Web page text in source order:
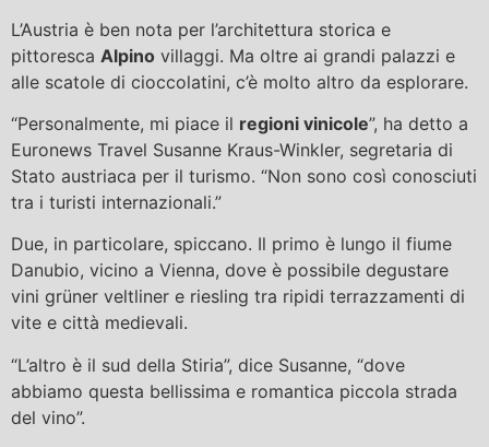
L’Austria è ben nota per l’architettura storica e
pittoresca Alpino villaggi. Ma oltre ai grandi palazzi e
alle scatole di cioccolatini, c’è molto altro da esplorare.
“Personalmente, mi piace il regioni vinicole”, ha detto a
Euronews Travel Susanne Kraus-Winkler, segretaria di
Stato austriaca per il turismo. “Non sono così conosciuti
tra i turisti internazionali.”
Due, in particolare, spiccano. Il primo è lungo il fiume
Danubio, vicino a Vienna, dove è possibile degustare
vini grüner veltliner e riesling tra ripidi terrazzamenti di
vite e città medievali.
“L’altro è il sud della Stiria”, dice Susanne, “dove
abbiamo questa bellissima e romantica piccola strada
del vino”.